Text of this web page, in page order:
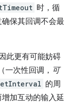
时，循
保其回调不会最
此更有可能妨碍
一次性回调， 可
的周
加互动的输入延